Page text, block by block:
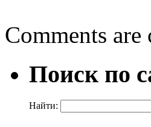
Comments are
Поиск по
Найти: